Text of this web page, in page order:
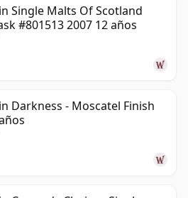
Single Malts Of Scotland
#801513 2007 12 años
Darkness - Moscatel Finish